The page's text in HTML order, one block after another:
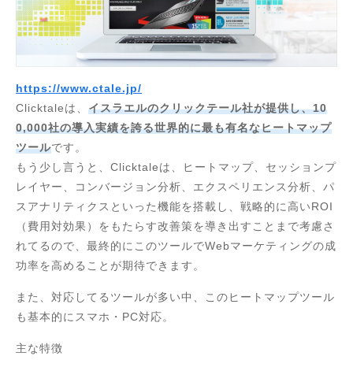
https://www.ctale.jp/
Clicktaleは、 イスラエルのクリックテール社が提供し、10
0,000社の導入実績を誇る世界的に最も有名なヒートマップ
ツールです。
もう少し言うと、Clicktaleは、ヒートマップ、セッションプ
レイヤー、コンバージョン分析、エクスペリエンス分析、パ
スアナリティクスといった機能を搭載し、戦略的に高いROI
（費用対効果）をもたらす改善策を導き出すことまで考慮さ
れてるので、最終的にこのツールでWebマーケティングの成
功率を高めることが期待できます。
また、対応してるツールが多い中、このヒートマップツール
も基本的にスマホ・PC対応。
主な特徴